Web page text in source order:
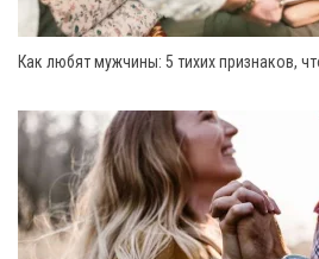
Как любят мужчины: 5 тихих признаков,